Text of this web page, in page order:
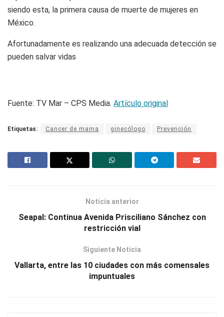
siendo esta, la primera causa de muerte de mujeres en
México.
Afortunadamente es realizando una adecuada detección se
pueden salvar vidas
Fuente: TV Mar – CPS Media. Artículo original
Etiquetas: Cancer de mama ginecólogo Prevención
Noticia anterior
Seapal: Continua Avenida Prisciliano Sánchez con
restricción vial
Siguiente Noticia
Vallarta, entre las 10 ciudades con más comensales
impuntuales